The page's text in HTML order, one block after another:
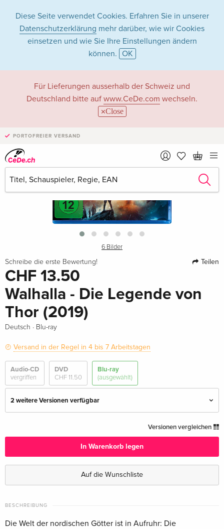
Diese Seite verwendet Cookies. Erfahren Sie in unserer
Datenschutzerklärung mehr darüber, wie wir Cookies
einsetzen und wie Sie Ihre Einstellungen ändern
können. OK
Für Lieferungen ausserhalb der Schweiz und
Deutschland bitte auf www.CeDe.com wechseln.
Close
PORTOFREIER VERSAND
›
6 Bilder
Schreibe die erste Bewertung! Teilen
CHF 13.50
Walhalla - Die Legende von
Thor (2019)
Deutsch · Blu-ray
Versand in der Regel in 4 bis 7 Arbeitstagen
Audio-CD
vergriffen
DVD
CHF 11.50
Blu-ray
(ausgewählt)
2 weitere Versionen verfügbar
CHF 13.50
Ultimate Edition, 2 Blu-rays + DVD + CD
vergriffen
Französisch
Versionen vergleichen
In Warenkorb legen
Auf die Wunschliste
BESCHREIBUNG
Die Welt der nordischen Götter ist in Aufruhr: Die